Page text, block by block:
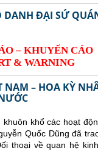
DANH ĐẠI SỨ
– KHUYẾN CÁO
& WARNING
NAM – HOA KỲ
khổ các hoạt
Quốc Dũng đã
thoại về quan hệ